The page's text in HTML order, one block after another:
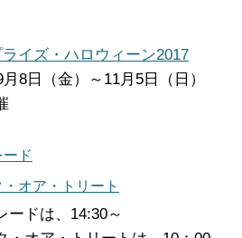
イズ・ハロウィーン2017
8日（金）～11月5日（日）
ド
オア・トリート
ドは、14:30～